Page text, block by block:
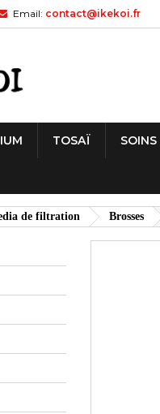
Email: contact@ikekoi.fr
TOSAÏ SOINS
de filtration Brosses